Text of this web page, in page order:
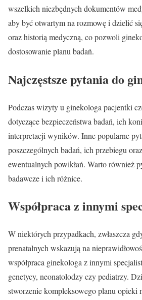
wszelkich niezbędnych dokumentów
aby być otwartym na rozmowę i dzielić
oraz historią medyczną, co pozwoli
dostosowanie planu badań.
Najczęstsze pytania do
Podczas wizyty u ginekologa pacjentki
dotyczące bezpieczeństwa badań, ich
interpretacji wyników. Inne popularne
poszczególnych badań, ich przebiegu
ewentualnych powikłań. Warto również
badawcze i ich różnice.
Współpraca z innymi
W niektórych przypadkach, zwłaszcza
prenatalnych wskazują na
współpraca ginekologa z innymi
genetycy, neonatolodzy czy pediatrzy.
stworzenie kompleksowego planu opieki